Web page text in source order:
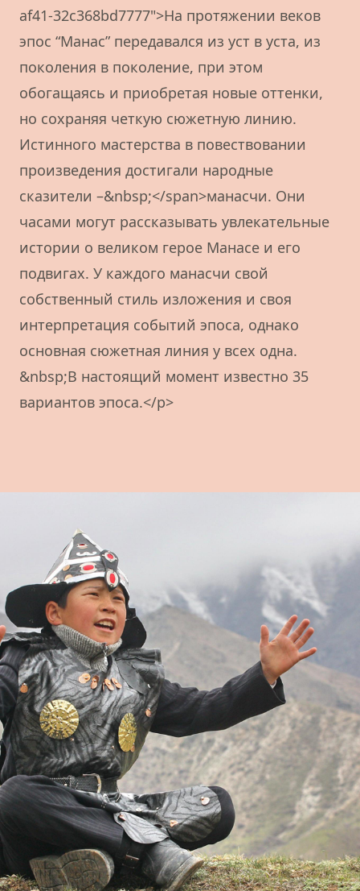
af41-32c368bd7777">На протяжении веков
эпос “Манас” передавался из уст в уста, из
поколения в поколение, при этом
обогащаясь и приобретая новые оттенки,
но сохраняя четкую сюжетную линию.
Истинного мастерства в повествовании
произведения достигали народные
сказители –&nbsp;</span>манасчи. Они
часами могут рассказывать увлекательные
истории о великом герое Манасе и его
подвигах. У каждого манасчи свой
собственный стиль изложения и своя
интерпретация событий эпоса, однако
основная сюжетная линия у всех одна.
&nbsp;В настоящий момент известно 35
вариантов эпоса.</p>